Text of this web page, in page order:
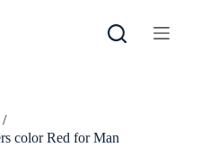
/
color Red for Man